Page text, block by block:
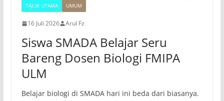
TAJUK UTAMA
UMUM
16 Juli 2026 Arul Fz
Siswa SMADA Belajar Seru
Bareng Dosen Biologi FMIPA
ULM
Belajar biologi di SMADA hari ini beda dari biasanya.